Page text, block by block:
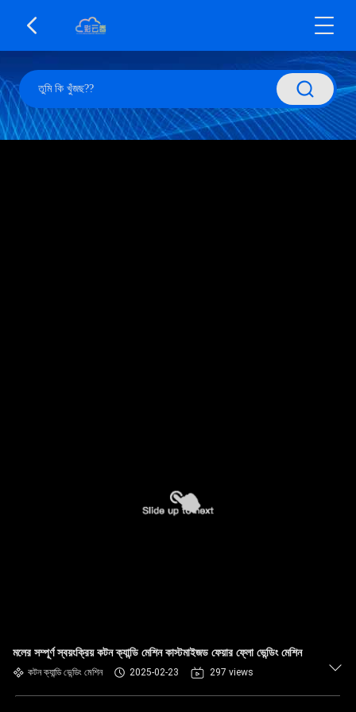
মলের সম্পূর্ণ স্বয়ংক্রিয় কটন ক্যান্ডি মেশিন কাস্টমাইজড ফেয়ার ফ্লো ভেন্ডিং মেশিন
কটন ক্যান্ডি ভেন্ডিং মেশিন 2025-02-23 297 views